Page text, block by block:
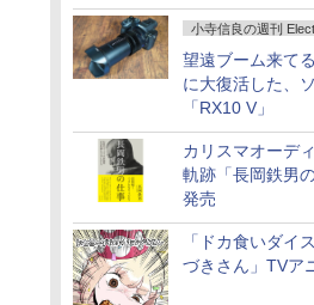
小寺信良の週刊
望遠ブーム来て
に大復活した、
「RX10 V」
カリスマオーデ
軌跡「長岡鉄男
発売
「ドカ食いダイ
づきさん」TVア